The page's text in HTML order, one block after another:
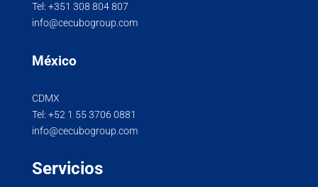
Tel: +351 308 804 807
info@cecubogroup.com
México
CDMX
Tel: +52 1 55 3706 0881
info@cecubogroup.com
Servicios